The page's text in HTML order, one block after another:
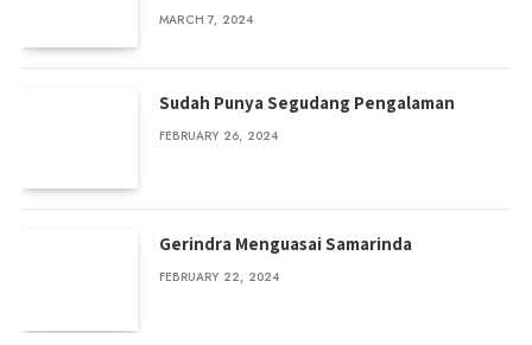
MARCH 7, 2024
Sudah Punya Segudang Pengalaman
FEBRUARY 26, 2024
Gerindra Menguasai Samarinda
FEBRUARY 22, 2024